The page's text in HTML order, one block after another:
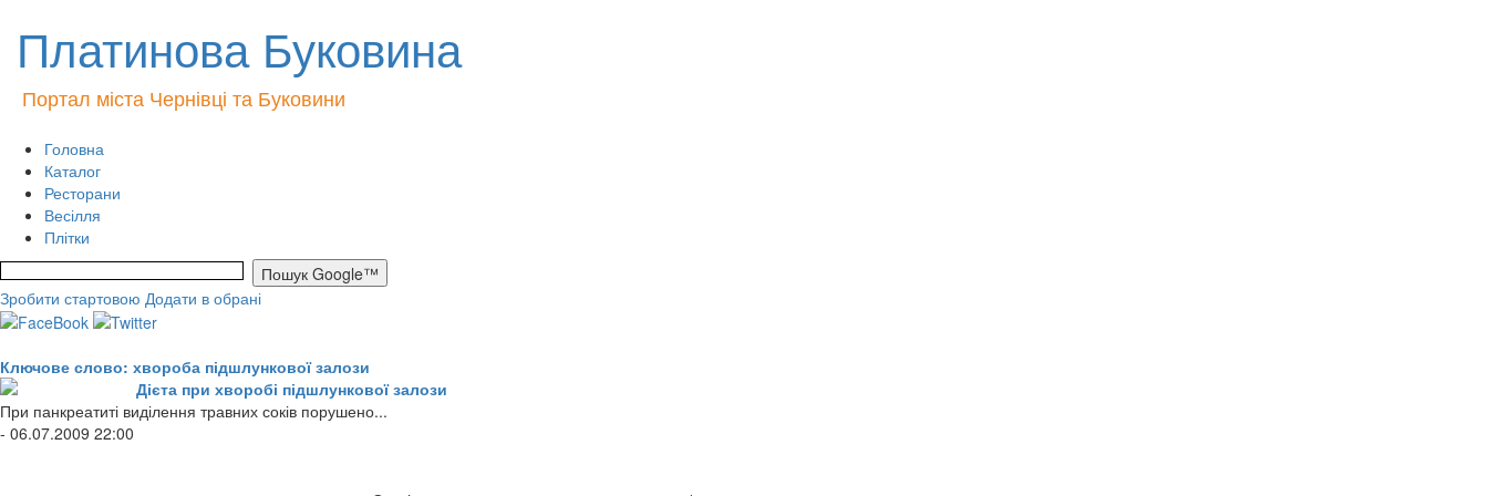
Платинова Буковина
Портал міста Чернівці та Буковини
Головна
Каталог
Ресторани
Весілля
Плітки
Зробити стартовою Додати в обрані
Ключове слово: хвороба підшлункової залози
Дієта при хворобі підшлункової залози
При панкреатиті виділення травних соків порушено...
- 06.07.2009 22:00